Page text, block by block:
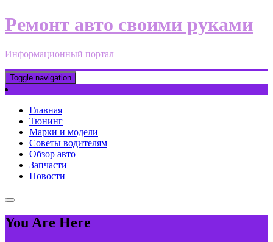
Ремонт авто своими руками
Информационный портал
Toggle navigation
Главная
Тюнинг
Марки и модели
Советы водителям
Обзор авто
Запчасти
Новости
You Are Here